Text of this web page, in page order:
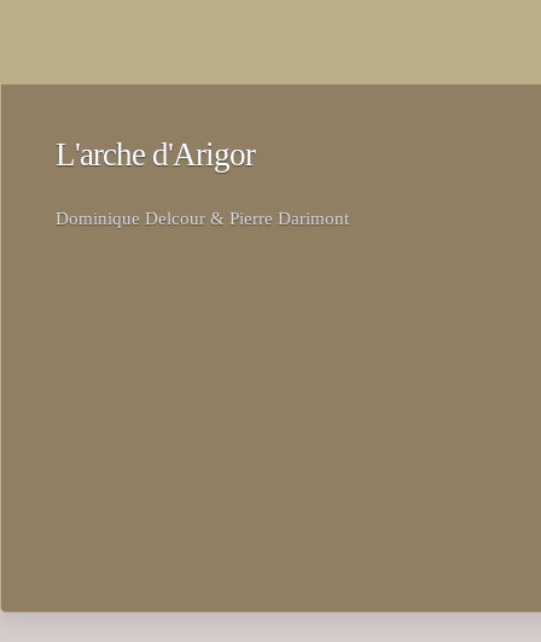
L'arche d'Arigor
Dominique Delcour & Pierre Darimont